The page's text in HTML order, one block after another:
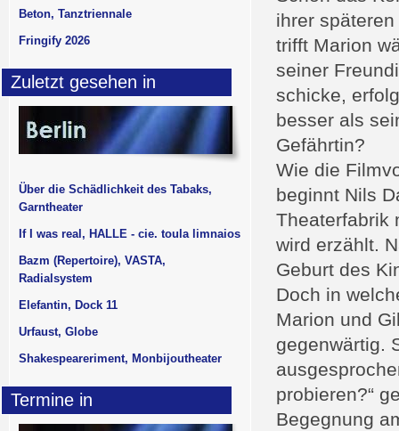
ihrer
trifft Marion
seiner
schicke,
besser als
Gefährtin?
Wie die
beginnt Nils
Theaterfabrik
wird erzählt.
Geburt des
Doch in
Marion und
gegenwärtig.
probieren?“
Begegnung
Beton, Tanztriennale
Fringify 2026
Zuletzt gesehen in
Über die Schädlichkeit des Tabaks,
Garntheater
If I was real, HALLE - cie. toula limnaios
Bazm (Repertoire), VASTA,
Radialsystem
Elefantin, Dock 11
Urfaust, Globe
Shakespeareriment, Monbijoutheater
Termine in